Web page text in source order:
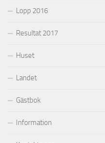
Lopp 2016
Resultat 2017
Huset
Landet
Gästbok
Information